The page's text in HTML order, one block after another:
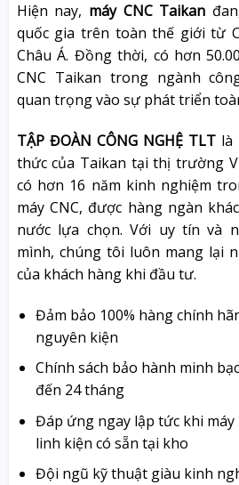
Hiện nay, máy CNC Taikan
quốc gia trên toàn thế giới từ
Châu Á. Đồng thời, có hơn
CNC Taikan trong ngành
quan trọng vào sự phát triển
TẬP ĐOÀN CÔNG NGHỆ TLTlà
thức của Taikan tại thị trường
có hơn 16 năm kinh nghiệm
máy CNC, được hàng ngàn
nước lựa chọn. Với uy tín và
mình, chúng tôi luôn mang lại
của khách hàng khi đầu tư.
Đảm bảo 100% hàng chính
nguyên kiện
Chính sách bảo hành minh
đến 24 tháng
Đáp ứng ngay lập tức khi
linh kiện có sẵn tại kho
Đội ngũ kỹ thuật giàu kinh